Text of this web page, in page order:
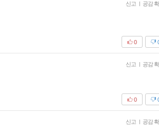
신고 | 공감
0
신고 | 공감
0
신고 | 공감